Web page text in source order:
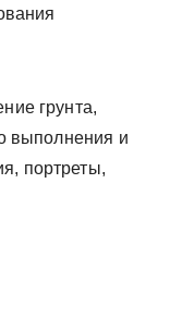
грунта,
выполнения и
портреты,